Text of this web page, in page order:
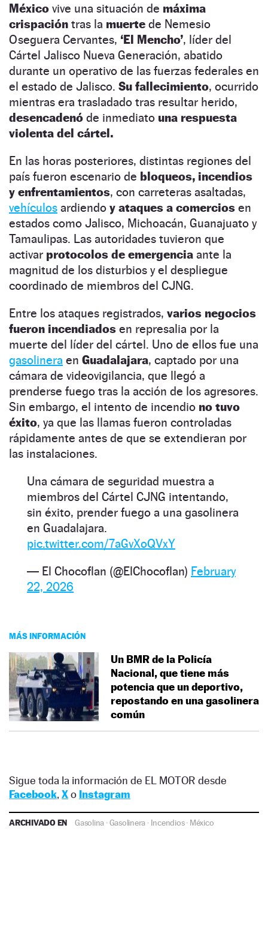
México vive una situación de máxima
crispación tras la muerte de Nemesio
Oseguera Cervantes, ‘El Mencho’, líder del
Cártel Jalisco Nueva Generación, abatido
durante un operativo de las fuerzas federales en
el estado de Jalisco. Su fallecimiento, ocurrido
mientras era trasladado tras resultar herido,
desencadenó de inmediato una respuesta
violenta del cártel.
En las horas posteriores, distintas regiones del
país fueron escenario de bloqueos, incendios
y enfrentamientos, con carreteras asaltadas,
vehículos ardiendo y ataques a comercios en
estados como Jalisco, Michoacán, Guanajuato y
Tamaulipas. Las autoridades tuvieron que
activar protocolos de emergencia ante la
magnitud de los disturbios y el despliegue
coordinado de miembros del CJNG.
Entre los ataques registrados, varios negocios
fueron incendiados en represalia por la
muerte del líder del cártel. Uno de ellos fue una
gasolinera en Guadalajara, captado por una
cámara de videovigilancia, que llegó a
prenderse fuego tras la acción de los agresores.
Sin embargo, el intento de incendio no tuvo
éxito, ya que las llamas fueron controladas
rápidamente antes de que se extendieran por
las instalaciones.
Una cámara de seguridad muestra a
miembros del Cártel CJNG intentando,
sin éxito, prender fuego a una gasolinera
en Guadalajara.
pic.twitter.com/7aGvXoQVxY
— El Chocoflan (@ElChocoflan) February
22, 2026
MÁS INFORMACIÓN
Un BMR de la Policía
Nacional, que tiene más
potencia que un deportivo,
repostando en una gasolinera
común
Sigue toda la información de EL MOTOR desde
Facebook, Xo Instagram
ARCHIVADO EN Gasolina ·Gasolinera · Incendios· México